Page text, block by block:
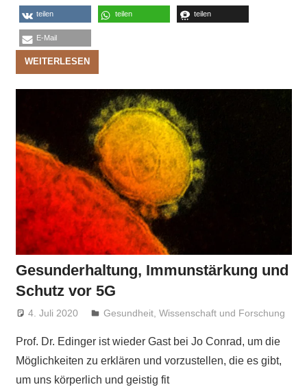
teilen teilen teilen
E-Mail
WEITERLESEN
Gesunderhaltung, Immunstärkung und
Schutz vor 5G
4. Juli 2020 Niki Vogt
Gesundheit,Wissenschaft und Forschung
Prof. Dr. Edinger ist wieder Gast bei Jo Conrad, um die
Möglichkeiten zu erklären und vorzustellen, die es gibt,
um uns körperlich und geistig fit